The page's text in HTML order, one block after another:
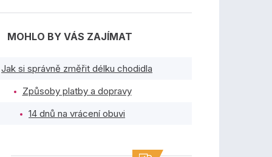
MOHLO BY VÁS ZAJÍMAT
Jak si správně změřit délku chodidla
Způsoby platby a dopravy
14 dnů na vrácení obuvi